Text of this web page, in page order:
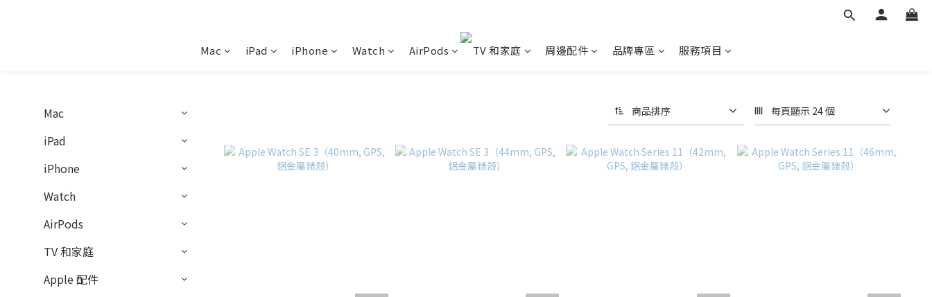
Mac iPad iPhone Watch AirPods TV 和家庭 周邊配件 品牌專區 服務項目
Mac
iPad
iPhone
Watch
AirPods
TV 和家庭
Apple 配件
商品排序 每頁顯示 24 個